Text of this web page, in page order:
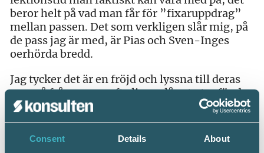
Consent Details About
beror helt på vad man får för ”fixaruppdrag”
mellan passen. Det som verkligen slår mig, på
de pass jag är med, är Pias och Sven-Inges
oerhörda bredd.
Jag tycker det är en fröjd och lyssna till deras
svar på frågor som ofta ligger långt utanför de
powerpointbilder som visas på wide-screenen
för tillfället. Det känns inte som de blir tagna
på sängen en enda gång under veckan. I värsta